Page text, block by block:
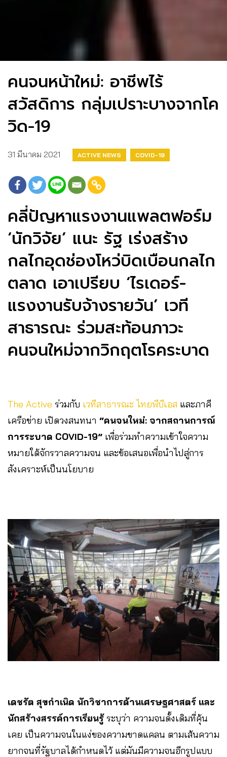
คนจนหน้าใหม่: อาชีพไร้
สวัสดิการ กลุ่มเปราะบางจากโค
วิด-19
31 มีนาคม 2021 ACTIVE NEWS COVID-19
คลี่ปัญหาแรงงานแพลตฟอร์ม
‘นักวิจัย’ แนะ รัฐ เร่งสร้าง
กลไกอุดช่องโหว่บิดเบือนกลไก
ตลาด เอาเปรียบ ‘ไรเดอร์-
แรงงานรับจ้างรายวัน’ เวที
สาธารณะ ร่วมสะท้อนภาวะ
คนจนใหม่จากวิกฤตโรคระบาด
The Active ร่วมกับ เวทีสาธารณะ ไทยพีบีเอส และภาคี
เครือข่าย เปิดวงสนทนา “คนจนใหม่: จากสถานการณ์
การระบาด COVID-19” เพื่อร่วมทำความเข้าใจความ
หมายใต้จักรวาลความจน และข้อเสนอเพื่อนำไปสู่การ
สังเคราะห์เป็นนโยบาย
เดชรัต สุขกำเนิด นักวิชาการด้านเศรษฐศาสตร์ และ
นักสร้างสรรค์การเรียนรู้ระบุว่า ความจนดั้งเดิมที่คุ้น
เคย เป็นความจนในแง่ของความขาดแคลน ตามเส้นความ
ยากจนที่รัฐบาลได้กำหนดไว้ แต่มันมีความจนอีกรูปแบบ